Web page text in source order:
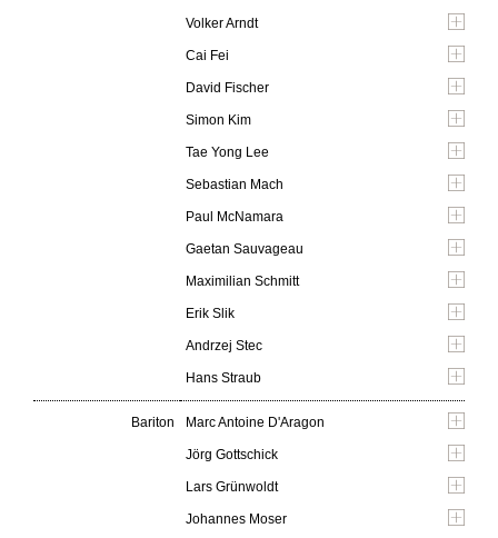
Volker Arndt
Cai Fei
David Fischer
Simon Kim
Tae Yong Lee
Sebastian Mach
Paul McNamara
Gaetan Sauvageau
Maximilian Schmitt
Erik Slik
Andrzej Stec
Hans Straub
Bariton Marc Antoine D'Aragon
Jörg Gottschick
Lars Grünwoldt
Johannes Moser